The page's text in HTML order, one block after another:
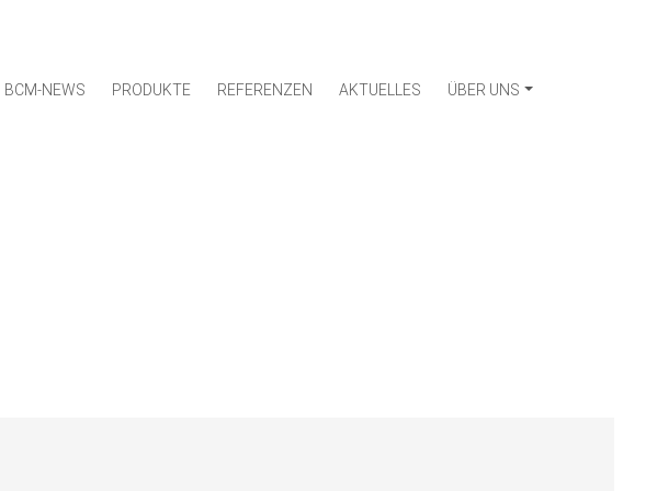
BCM-NEWS PRODUKTE REFERENZEN AKTUELLES ÜBER UNS